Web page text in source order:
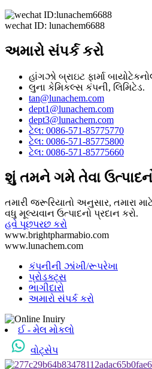
wechat ID: lunachem6688
અમારો સંપર્ક કરો
હાંગઝો બ્રાઇટ ફાર્મા
લુના કેમિકલ્સ કંપની, લિમિટેડ.
tan@lunachem.com
dept1@lunachem.com
dept3@lunachem.com
ટેલ: 0086-571-85775770
ટેલ: 0086-571-85775800
ટેલ: 0086-571-85775660
શું તમને ગમે તેવા
તમારી જરૂરિયાતો અનુસાર, તમારા
વધુ મૂલ્યવાન ઉત્પાદનો પ્રદાન કરો.
હવે પૂછપરછ કરો
www.brightpharmabio.com
www.lunachem.com
કંપનીની ઝાંખી/રૂપરેખા
પ્રોડક્ટ્સ
ભાગીદારો
અમારો સંપર્ક કરો
ઈ - મેલ મોકલો
વોટ્સેપ